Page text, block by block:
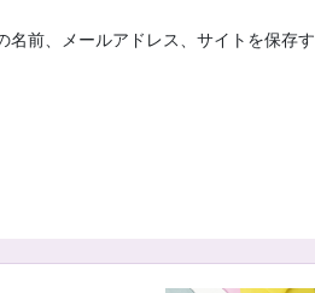
前、メールアドレス、サイトを保存す